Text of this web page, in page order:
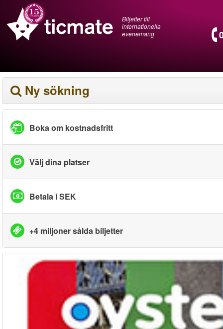
Biljetter till
internationella
evenemang
Ny sökning
Boka om kostnadsfritt
Välj dina platser
Betala i SEK
+4 miljoner sålda biljetter